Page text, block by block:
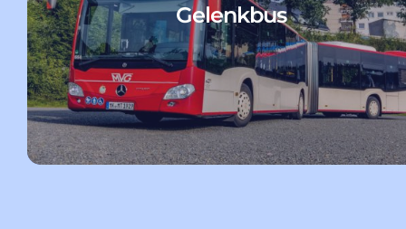
Gelenkbus